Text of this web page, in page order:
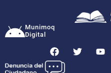
Munimoq
Digital